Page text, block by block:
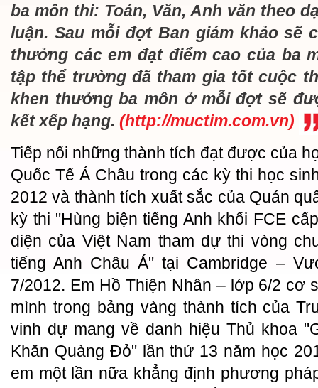
ba môn thi: Toán, Văn, Anh văn theo
luận. Sau mỗi đợt Ban giám khảo sẽ
thưởng các em đạt điểm cao của ba
tập thể trường đã tham gia tốt cuộc
khen thưởng ba môn ở mỗi đợt sẽ
kết xếp hạng. (http://muctim.com.vn)
Tiếp nối những thành tích đạt được của
Quốc Tế Á Châu trong các kỳ thi học
2012 và thành tích xuất sắc của Quán
kỳ thi "Hùng biện tiếng Anh khối FCE
diện của Việt Nam tham dự thi vòng
tiếng Anh Châu Á" tại Cambridge –
7/2012. Em Hồ Thiện Nhân – lớp 6/2 cơ
mình trong bảng vàng thành tích của
vinh dự mang về danh hiệu Thủ khoa
Khăn Quàng Đỏ" lần thứ 13 năm học
em một lần nữa khẳng định phương